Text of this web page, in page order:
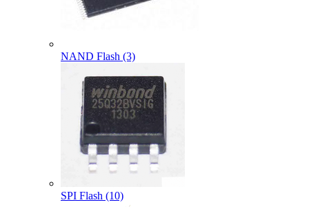
NAND Flash (3)
SPI Flash (10)